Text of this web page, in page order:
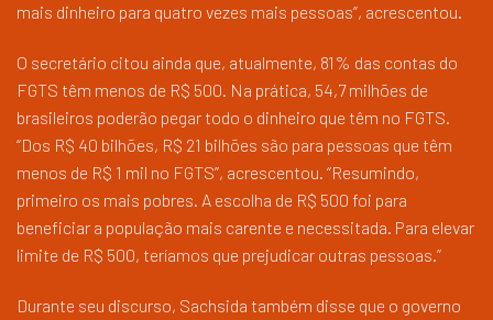
mais dinheiro para quatro vezes mais pessoas”, acrescentou.
O secretário citou ainda que, atualmente, 81% das contas do
FGTS têm menos de R$ 500. Na prática, 54,7 milhões de
brasileiros poderão pegar todo o dinheiro que têm no FGTS.
“Dos R$ 40 bilhões, R$ 21 bilhões são para pessoas que têm
menos de R$ 1 mil no FGTS”, acrescentou. “Resumindo,
primeiro os mais pobres. A escolha de R$ 500 foi para
beneficiar a população mais carente e necessitada. Para elevar
limite de R$ 500, teríamos que prejudicar outras pessoas.”
Durante seu discurso, Sachsida também disse que o governo